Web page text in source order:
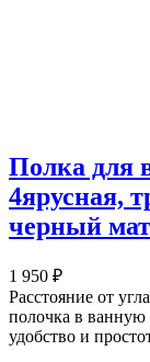
Полка для
4ярусная,
черный
1 950 ₽
Расстояние от
полочка в ванную
удобство и